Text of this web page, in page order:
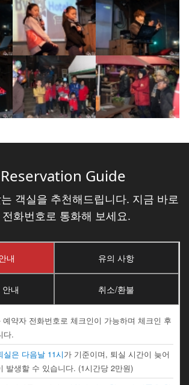
Reservation Guide
객실을 추천해드립니다. 지금 바로
화번호로 통화해 보세요.
내 유의 사항
내 취소/환불
예약자 전화번호로 체크인이 가능하며 체크인 후
다.
실은 다음날 11시가 기준이며, 퇴실 시간이 늦어
발생할 수 있습니다. (1시간당 2만원)